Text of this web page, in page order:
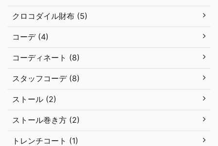
クロコダイル財布 (5)
コーデ (4)
コーディネート (8)
スタッフコーデ (8)
ストール (2)
ストール巻き方 (2)
トレンチコート (1)